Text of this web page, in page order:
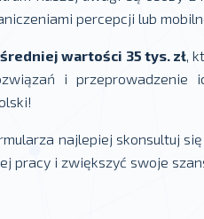
percepcji lub
wartości 35 tys. zł,
i przeprowadzenie
najlepiej skonsultuj
pracy i zwiększyć swoje